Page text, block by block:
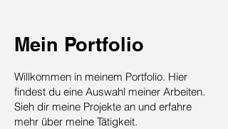
Mein Portfolio
Willkommen in meinem Portfolio. Hier
findest du eine Auswahl meiner Arbeiten.
Sieh dir meine Projekte an und erfahre
mehr über meine Tätigkeit.